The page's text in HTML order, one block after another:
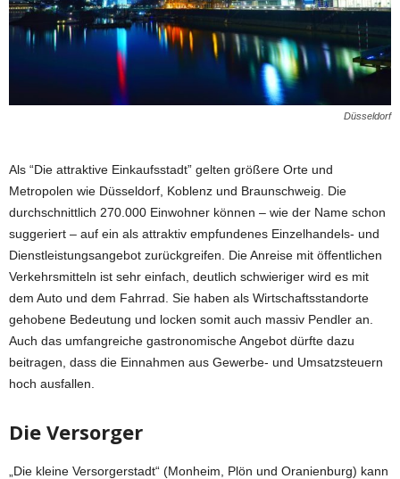
Düsseldorf
Als “Die attraktive Einkaufsstadt” gelten größere Orte und
Metropolen wie Düsseldorf, Koblenz und Braunschweig. Die
durchschnittlich 270.000 Einwohner können – wie der Name schon
suggeriert – auf ein als attraktiv empfundenes Einzelhandels- und
Dienstleistungsangebot zurückgreifen. Die Anreise mit öffentlichen
Verkehrsmitteln ist sehr einfach, deutlich schwieriger wird es mit
dem Auto und dem Fahrrad. Sie haben als Wirtschaftsstandorte
gehobene Bedeutung und locken somit auch massiv Pendler an.
Auch das umfangreiche gastronomische Angebot dürfte dazu
beitragen, dass die Einnahmen aus Gewerbe- und Umsatzsteuern
hoch ausfallen.
Die Versorger
„Die kleine Versorgerstadt“ (Monheim, Plön und Oranienburg) kann